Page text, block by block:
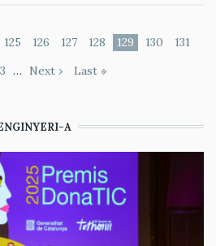
Page
125 Page
126 Page
127 Page
128
Pàgina
129 Page
130 Page
131
…
Pàgina
Next ›
Última
Last »
A